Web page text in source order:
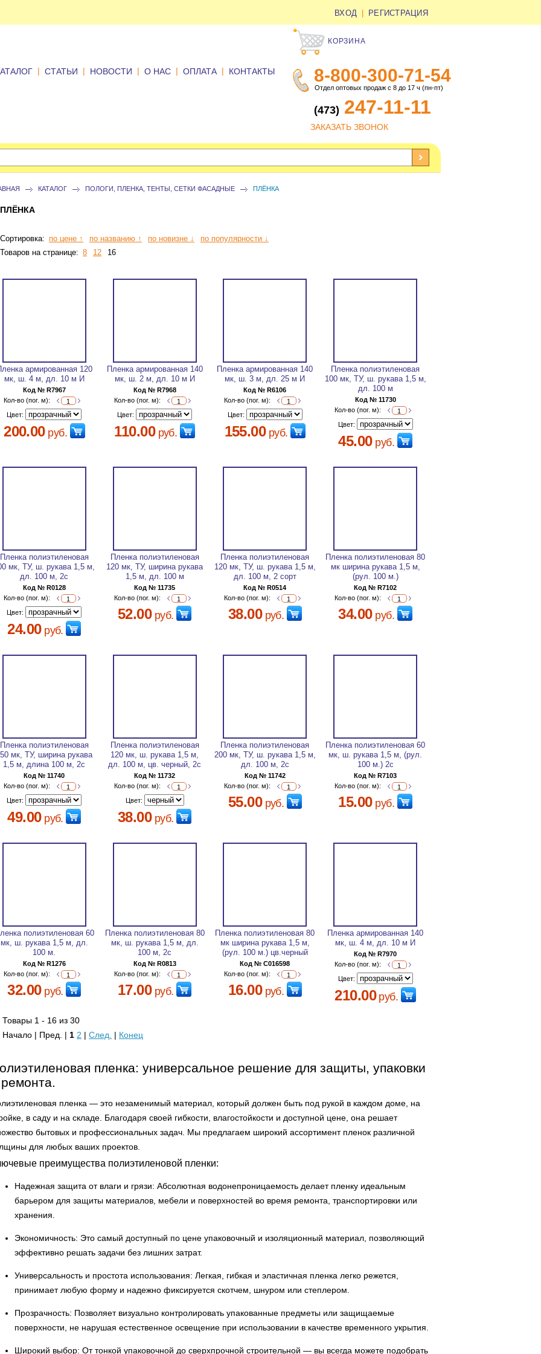
ВХОД РЕГИСТРАЦИЯ
КОРЗИНА
8-800-300-71-54
Отдел оптовых продаж с 8 до 17 ч (пн-пт)
(473) 247-11-11
ЗАКАЗАТЬ ЗВОНОК
| СТАТЬИ | НОВОСТИ | О НАС | ОПЛАТА | КОНТАКТЫ
КАТАЛОГ ПОЛОГИ, ПЛЕНКА, ТЕНТЫ, СЕТКИ ФАСАДНЫЕ ПЛЁНКА
ПЛЁНКА
Сортировка: по цене ↑ по названию ↑ по новизне ↓
по популярности ↓
Товаров на странице: 8 12 16
армированная 120
мк, ш. 4 м, дл. 10 м И
Код № R7967
Кол-во (пог. м):
Цвет:
200.00руб.
Пленка армированная 140
мк, ш. 2 м, дл. 10 м И
Код № R7968
Кол-во (пог. м):
Цвет:
110.00руб.
Пленка армированная 140
мк, ш. 3 м, дл. 25 м И
Код № R6106
Кол-во (пог. м):
Цвет:
155.00руб.
Пленка полиэтиленовая
100 мк, ТУ, ш. рукава 1,5 м,
дл. 100 м
Код № 11730
Кол-во (пог. м):
Цвет:
45.00руб.
Пленка полиэтиленовая
мк, ТУ, ш. рукава 1,5 м,
дл. 100 м, 2с
Код № R0128
Кол-во (пог. м):
Цвет:
24.00руб.
Пленка полиэтиленовая
120 мк, ТУ, ширина рукава
1,5 м, дл. 100 м
Код № 11735
Кол-во (пог. м):
52.00руб.
Пленка полиэтиленовая
120 мк, ТУ, ш. рукава 1,5 м,
дл. 100 м, 2 сорт
Код № R0514
Кол-во (пог. м):
38.00руб.
Пленка полиэтиленовая 80
мк ширина рукава 1,5 м,
(рул. 100 м.)
Код № R7102
Кол-во (пог. м):
34.00руб.
Пленка полиэтиленовая
мк, ТУ, ширина рукава
1,5 м, длина 100 м, 2с
Код № 11740
Кол-во (пог. м):
Цвет:
49.00руб.
Пленка полиэтиленовая
120 мк, ш. рукава 1,5 м,
дл. 100 м, цв. черный, 2с
Код № 11732
Кол-во (пог. м):
Цвет:
38.00руб.
Пленка полиэтиленовая
200 мк, ТУ, ш. рукава 1,5 м,
дл. 100 м, 2с
Код № 11742
Кол-во (пог. м):
55.00руб.
Пленка полиэтиленовая 60
мк, ш. рукава 1,5 м, (рул.
100 м.) 2с
Код № R7103
Кол-во (пог. м):
15.00руб.
полиэтиленовая 60
мк, ш. рукава 1,5 м, дл.
100 м.
Код № R1276
Кол-во (пог. м):
32.00руб.
Пленка полиэтиленовая 80
мк, ш. рукава 1,5 м, дл.
100 м, 2с
Код № R0813
Кол-во (пог. м):
17.00руб.
Пленка полиэтиленовая 80
мк ширина рукава 1,5 м,
(рул. 100 м.) цв.черный
Код № C016598
Кол-во (пог. м):
16.00руб.
Пленка армированная 140
мк, ш. 4 м, дл. 10 м И
Код № R7970
Кол-во (пог. м):
Цвет:
210.00руб.
Товары 1 - 16 из 30
Начало | Пред. | 1 2 | След. | Конец
пленка: универсальное решение для защиты, упаковки
пленка — это незаменимый материал, который должен быть под рукой в каждом доме, на
в саду и на складе. Благодаря своей гибкости, влагостойкости и доступной цене, она решает
бытовых и профессиональных задач. Мы предлагаем широкий ассортимент пленок различной
для любых ваших проектов.
преимущества полиэтиленовой пленки:
Надежная защита от влаги и грязи: Абсолютная водонепроницаемость делает пленку идеальным
барьером для защиты материалов, мебели и поверхностей во время ремонта, транспортировки или
хранения.
Экономичность: Это самый доступный по цене упаковочный и изоляционный материал, позволяющий
эффективно решать задачи без лишних затрат.
Универсальность и простота использования: Легкая, гибкая и эластичная пленка легко режется,
принимает любую форму и надежно фиксируется скотчем, шнуром или степлером.
Прозрачность: Позволяет визуально контролировать упакованные предметы или защищаемые
поверхности, не нарушая естественное освещение при использовании в качестве временного укрытия.
Широкий выбор: От тонкой упаковочной до сверхпрочной строительной — вы всегда можете подобрать